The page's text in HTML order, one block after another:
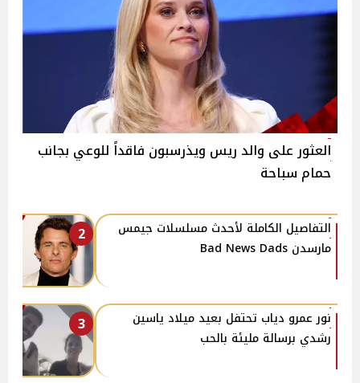
العثور على والد ريس ويذرسبون فاقداً للوعي بجانب
حمام سباحة
2
التفاصيل الكاملة لأحدث مسلسلات جيمس
مارسدن Bad News Dads
3
نور عمرو دياب تحتفل بعيد ميلاد ياسين
رشدي برسالة مليئة بالحب